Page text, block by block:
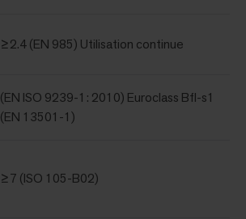
≥2.4 (EN 985) Utilisation continue
(EN ISO 9239-1: 2010) Euroclass Bfl-s1
(EN 13501-1)
≥7 (ISO 105-B02)